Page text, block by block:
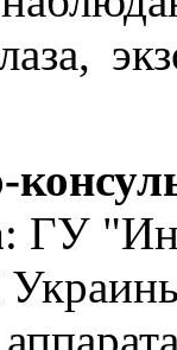
: ГУ